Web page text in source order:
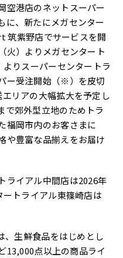
空港店のネットスーパー
に、新たにメガセンター
筑紫野店でサービスを開
火）よりメガセンタート
りスーパーセンタートラ
ー受注開始（※）を皮切
リアの大幅拡大を予定し
で郊外型立地のためトラ
福岡市内のお客さまに
や豊富な品揃えをお届け
ライアル中間店は2026年
トライアル東篠崎店は
生鮮食品をはじめとし
13,000点以上の商品ライ